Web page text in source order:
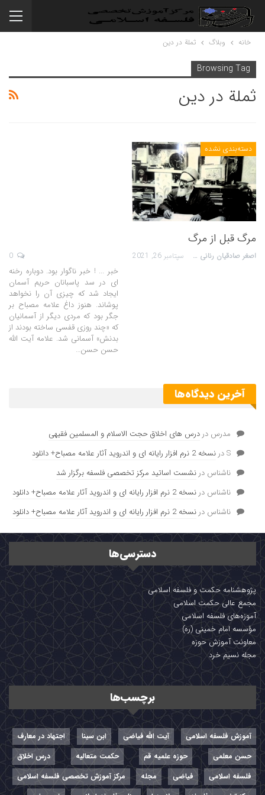
خانه وبلاگ ثملة در دین
Browsing Tag
ثملة در دین
دسته‌بندی نشده
مرگ قبل از مرگ
اصغر صادقیان رنانی سپتامبر 26, 2021
خبر ... ! خبر ناگوار بود. دوباره رخنه
ای در سد پاسبانان حریم آسمان
ایجاد شد که چیزی آن را نخواهد
پوشاند. هنوز داغ علامه مصباح بر
جگر بود که مردی دیگر از آسمانیان
که «چند روزی قفسی ساخته بودند از
بدنش» آسمانی شد. علامه آیت الله
حسن حسن…
آخرین دیدگاه‌ها
مدرس در درس های اخلاق حجت الاسلام و المسلمین فقیهی
Sدر نسخه 2 نرم افزار رایانه ای و اندروید آثار علامه مصباح+ دانلود
ناشناس در نشست اساتید مرکز تخصصی فلسفه برگزار شد
ناشناس در نسخه 2 نرم افزار رایانه ای و اندروید آثار علامه مصباح+ دانلود
ناشناس در نسخه 2 نرم افزار رایانه ای و اندروید آثار علامه مصباح+ دانلود
دسترسی‌ها
پژوهشنامه حکمت و فلسفه اسلامی
مجمع عالی حکمت اسلامی
آموزه‌های فلسفه اسلامی
مؤسسه امام خمینی (ره)
معاونت آموزش حوزه
مجله نسیم خرد
برچسب‌ها
آموزش فلسفه اسلامی آیت الله فیاضی ابن سینا
اجتهاد در معارف
حسن معلمی
حوزه علمیه قم حکمت متعالیه
درس اخلاق
فلسفه اسلامی
فیاضی مجله
مرکز آموزش تخصصی فلسفه اسلامی